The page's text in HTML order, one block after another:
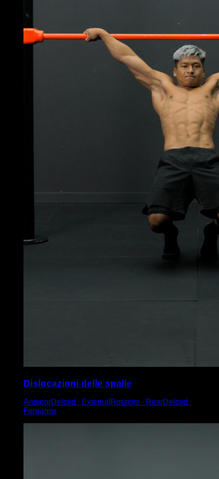
Dislocazioni delle spalle
AnteriorDeltoid ∙ ExternalRotators ∙ RearDeltoid ∙
Forearms